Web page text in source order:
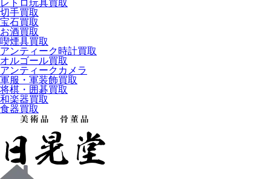
レトロ玩具買取
切手買取
宝石買取
お酒買取
喫煙具買取
アンティーク時計買取
オルゴール買取
アンティークカメラ
軍服・軍装飾買取
将棋・囲碁買取
和楽器買取
食器買取